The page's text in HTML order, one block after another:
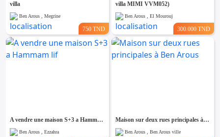
villa
Ben Arous , Megrine
750 TND
villa MIMI VVM052)
Ben Arous , El Mourouj
300.000 TND
A vendre une maison S+3 a Hammam lif
Ben Arous , Ezzahra
Maison sur deux rues principales à Ben Arous
Ben Arous , Ben Arous ville